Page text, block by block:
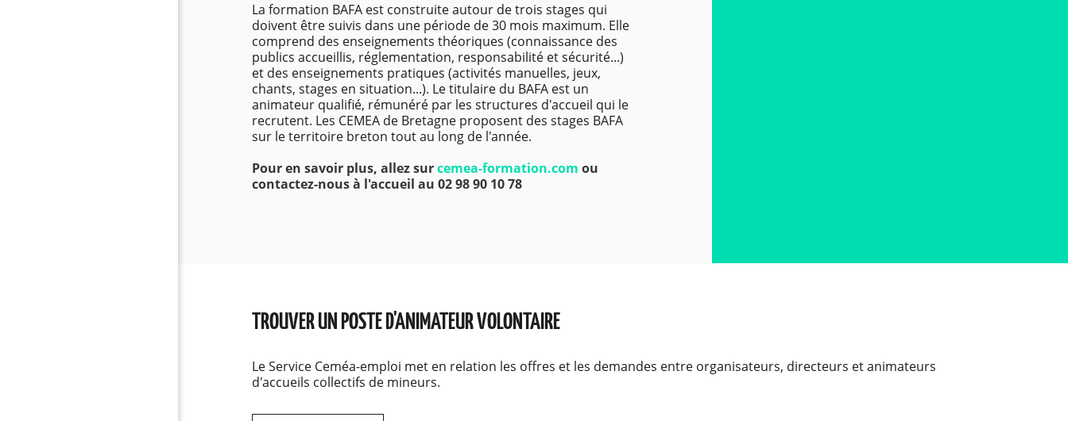
La formation BAFA est construite autour de trois stages qui
doivent être suivis dans une période de 30 mois maximum. Elle
comprend des enseignements théoriques (connaissance des
publics accueillis, réglementation, responsabilité et sécurité...)
et des enseignements pratiques (activités manuelles, jeux,
chants, stages en situation...). Le titulaire du BAFA est un
animateur qualifié, rémunéré par les structures d'accueil qui le
recrutent. Les CEMEA de Bretagne proposent des stages BAFA
sur le territoire breton tout au long de l'année.
Pour en savoir plus, allez surcemea-formation.com ou
contactez-nous à l'accueil au 02 98 90 10 78
TROUVER UN POSTE D'ANIMATEUR VOLONTAIRE
Le Service Ceméa-emploi met en relation les offres et les demandes entre organisateurs, directeurs et animateurs
d'accueils collectifs de mineurs.